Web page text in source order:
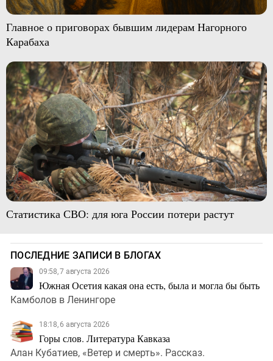
Главное о приговорах бывшим лидерам Нагорного
Карабаха
Статистика СВО: для юга России потери растут
ПОСЛЕДНИЕ ЗАПИСИ В БЛОГАХ
09:58, 7 августа 2026
Южная Осетия какая она есть, была и могла бы быть
Камболов в Ленингоре
18:18, 6 августа 2026
Горы слов. Литература Кавказа
Алан Кубатиев, «Ветер и смерть». Рассказ.